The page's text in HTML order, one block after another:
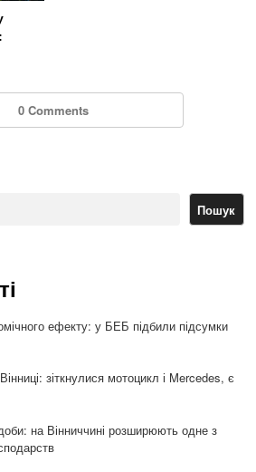
0 Comments
Пошук
ефекту: у БЕБ підбили підсумки
зіткнулися мотоцикл і Mercedes, є
на Вінниччині розширюють одне з